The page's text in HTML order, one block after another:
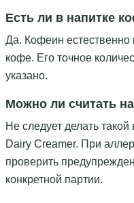
Есть ли в напитке
Да. Кофеин естественно
кофе. Его точное
указано.
Можно ли считать
Не следует делать
Dairy Creamer. При
проверить
конкретной партии.